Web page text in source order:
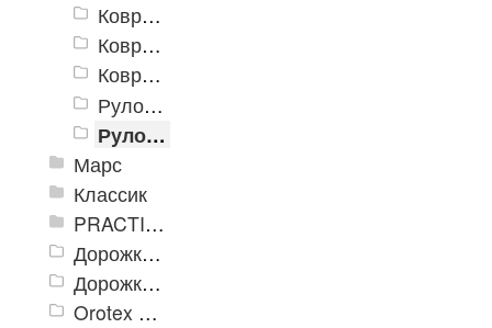
Коврики «Профи» 400x600 мм
Коврики «Профи» 600x900 мм
Коврики «Профи» 800x1200 мм
Рулон «Профи» 0,9 x 15 м
Рулон «Профи» 1,2 x 15 м
Марс
Классик
PRACTICAL
Дорожка влаговпитывающая Лидер XL
Дорожки «Фаворит»
Orotex GIN